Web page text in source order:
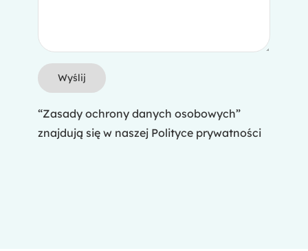
“Zasady ochrony danych osobowych”
znajdują się w naszej Polityce prywatności